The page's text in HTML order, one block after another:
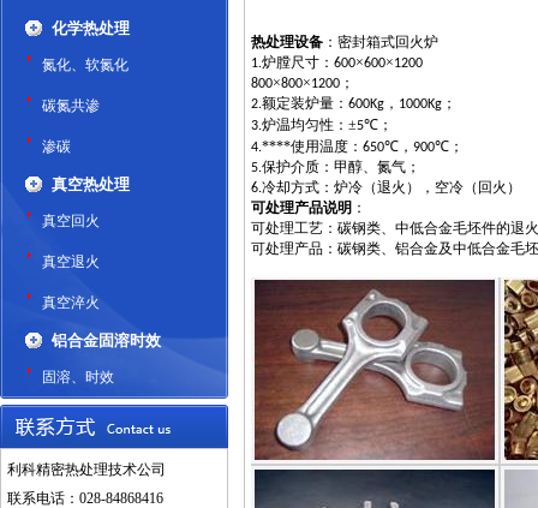
化学热处理
氮化、软氮化
碳氮共渗
渗碳
真空热处理
真空回火
真空退火
真空淬火
铝合金固溶时效
固溶、时效
利科精密热处理技术公司
联系电话：028-84868416
热处理设备 ：密封箱式回火炉
1.炉膛尺寸： 600×600×1200
800×800×1200 ；
2.额定装炉量： 600Kg ， 1000Kg ；
3.炉温均匀性：±5℃；
4.****使用温度： 650℃， 900℃；
5.保护介质：甲醇、氮气；
6.冷却方式：炉冷（退火），空冷（回火）
可处理产品说明 ：
可处理工艺：碳钢类、中低合金毛坯件的退
可处理产品：碳钢类、铝合金及中低合金毛